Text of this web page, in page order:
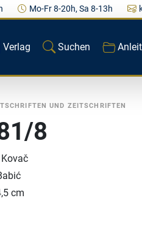
Mo-Fr 8-20h, Sa 8-13h
Verlag Suchen
UND ZEITSCHRIFTEN
8
cm